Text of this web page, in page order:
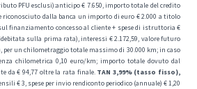
PFU esclusi):anticipo € 7.650, importo totale del credito
riconosciuto dalla banca un importo di euro € 2.000 a titolo
finanziamento concesso al cliente + spese di istruttoria €
sulla prima rata), interessi € 2.172,59, valore futuro
per un chilometraggio totale massimo di 30.000 km; in caso
chilometrica 0,10 euro/km; importo totale dovuto dal
da € 94,77 oltre la rata finale. TAN 3,99% (tasso fisso),
€ 3, spese per invio rendiconto periodico (annuale) € 1,20